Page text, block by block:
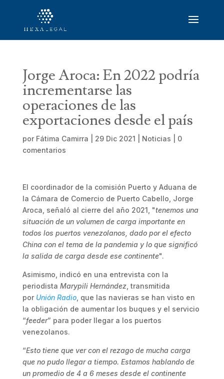
Jorge Aroca: En 2022 podría
incrementarse las
operaciones de las
exportaciones desde el país
por Fátima Camirra 29 Dic 2021 Noticias
0
comentarios
El coordinador de la comisión Puerto y Aduana de
la Cámara de Comercio de Puerto Cabello, Jorge
Aroca, señaló al cierre del año 2021, "tenemos una
situación de un volumen de carga importante en
todos los puertos venezolanos, dado por el efecto
China con el tema de la pandemia y lo que significó
la salida de carga desde ese continente".
Asimismo, indicó en una entrevista con la
periodista Marypili Hernández, transmitida
por Unión Radio, que las navieras se han visto en
la obligación de aumentar los buques y el servicio
“feeder” para poder llegar a los puertos
venezolanos.
“Esto tiene que ver con el rezago de mucha carga
que no pudo llegar a tiempo. Estamos hablando de
un promedio de 4 a 6 meses desde el continente